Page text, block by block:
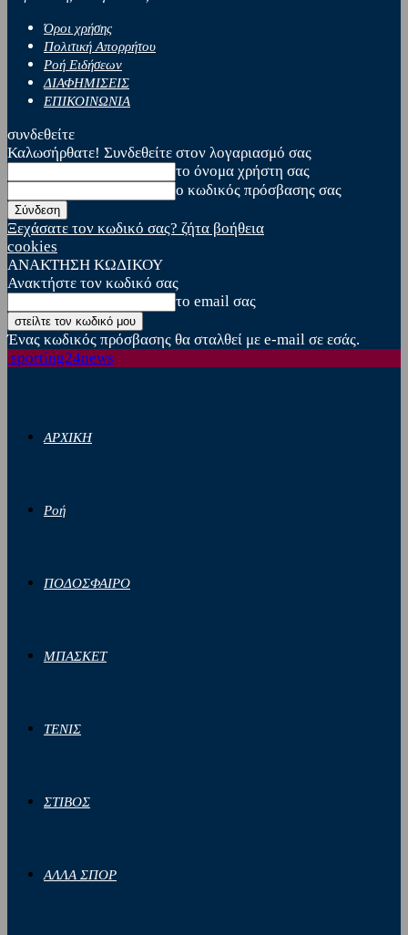
Όροι χρήσης
Πολιτική Απορρήτου
Ροή Ειδήσεων
ΔΙΑΦΗΜΙΣΕΙΣ
ΕΠΙΚΟΙΝΩΝΙΑ
συνδεθείτε
Καλωσήρθατε! Συνδεθείτε στον λογαριασμό σας
το όνομα χρήστη σας
ο κωδικός πρόσβασης σας
Ξεχάσατε τον κωδικό σας? ζήτα βοήθεια
cookies
ΑΝΑΚΤΗΣΗ ΚΩΔΙΚΟΥ
Ανακτήστε τον κωδικό σας
το email σας
Ένας κωδικός πρόσβασης θα σταλθεί με e-mail σε εσάς.
sporting24news
ΑΡΧΙΚΗ
Ροή
ΠΟΔΟΣΦΑΙΡΟ
ΜΠΑΣΚΕΤ
ΤΕΝΙΣ
ΣΤΙΒΟΣ
ΑΛΛΑ ΣΠΟΡ